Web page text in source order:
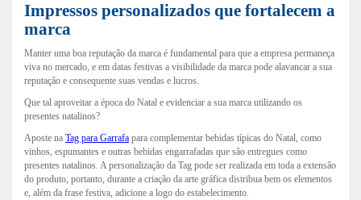
Impressos personalizados que fortalecem a
marca
Manter uma boa reputação da marca é fundamental para que a empresa permaneça
viva no mercado, e em datas festivas a visibilidade da marca pode alavancar a sua
reputação e consequente suas vendas e lucros.
Que tal aproveitar a época do Natal e evidenciar a sua marca utilizando os
presentes natalinos?
Aposte na Tag para Garrafa para complementar bebidas típicas do Natal, como
vinhos, espumantes e outras bebidas engarrafadas que são entregues como
presentes natalinos. A personalização da Tag pode ser realizada em toda a extensão
do produto, portanto, durante a criação da arte gráfica distribua bem os elementos
e, além da frase festiva, adicione a logo do estabelecimento.